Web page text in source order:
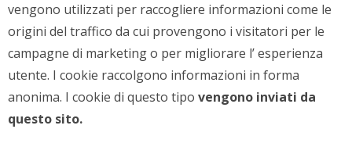
vengono utilizzati per raccogliere informazioni come le
origini del traffico da cui provengono i visitatori per le
campagne di marketing o per migliorare l’ esperienza
utente. I cookie raccolgono informazioni in forma
anonima. I cookie di questo tipo vengono inviati da
questo sito.